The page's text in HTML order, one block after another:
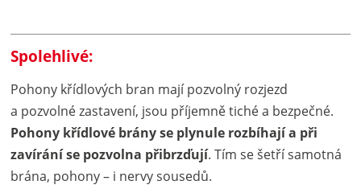
Spolehlivé:
Pohony křídlových bran mají pozvolný rozjezd
a pozvolné zastavení, jsou příjemně tiché a bezpečné.
Pohony křídlové brány se plynule rozbíhají a při
zavírání se pozvolna přibrzďují. Tím se šetří samotná
brána, pohony – i nervy sousedů.